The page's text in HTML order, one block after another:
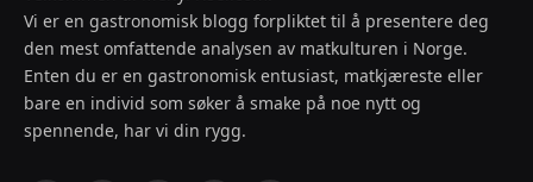
Vi er en gastronomisk blogg forpliktet til å presentere deg
den mest omfattende analysen av matkulturen i Norge.
Enten du er en gastronomisk entusiast, matkjæreste eller
bare en individ som søker å smake på noe nytt og
spennende, har vi din rygg.